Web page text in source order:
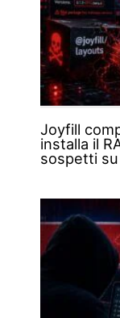
Joyfill
installa il
sospetti